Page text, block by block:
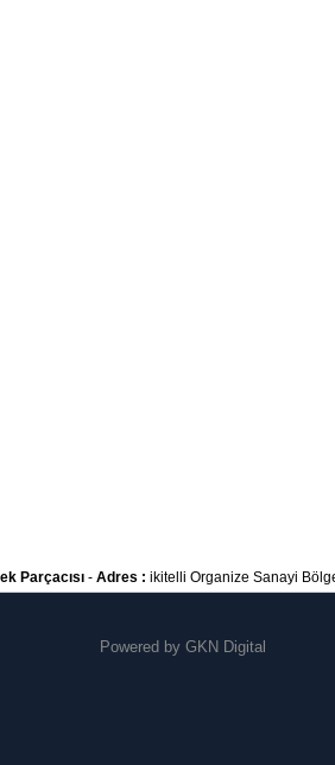
Parçacısı- Adres : ikitelli Organize Sanayi
Powered by GKN Digital